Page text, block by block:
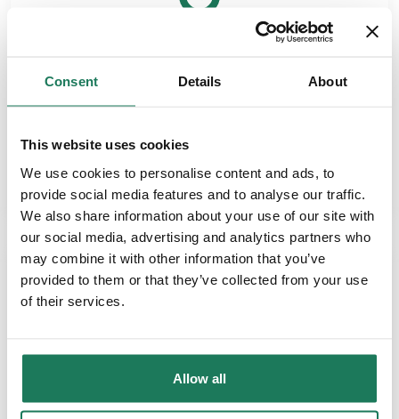
Consent Details About
This website uses cookies
We use cookies to personalise content and ads, to
provide social media features and to analyse our traffic.
We also share information about your use of our site with
our social media, advertising and analytics partners who
may combine it with other information that you’ve
provided to them or that they’ve collected from your use
of their services.
Allow all
sposób systematyczny i przemyślany….